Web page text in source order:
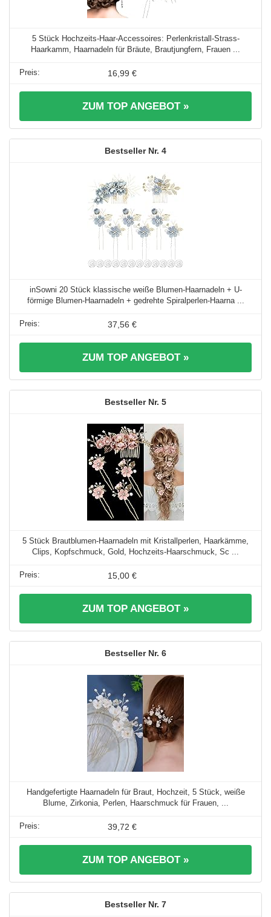
5 Stück Hochzeits-Haar-Accessoires: Perlenkristall-Strass-
Haarkamm, Haarnadeln für Bräute, Brautjungfern, Frauen ...
16,99 €
ZUM TOP ANGEBOT »
4
inSowni 20 Stück klassische weiße Blumen-Haarnadeln + U-
förmige Blumen-Haarnadeln + gedrehte Spiralperlen-Haarna ...
37,56 €
ZUM TOP ANGEBOT »
5
5 Stück Brautblumen-Haarnadeln mit Kristallperlen, Haarkämme,
Clips, Kopfschmuck, Gold, Hochzeits-Haarschmuck, Sc ...
15,00 €
ZUM TOP ANGEBOT »
6
Handgefertigte Haarnadeln für Braut, Hochzeit, 5 Stück, weiße
Blume, Zirkonia, Perlen, Haarschmuck für Frauen, ...
39,72 €
ZUM TOP ANGEBOT »
7